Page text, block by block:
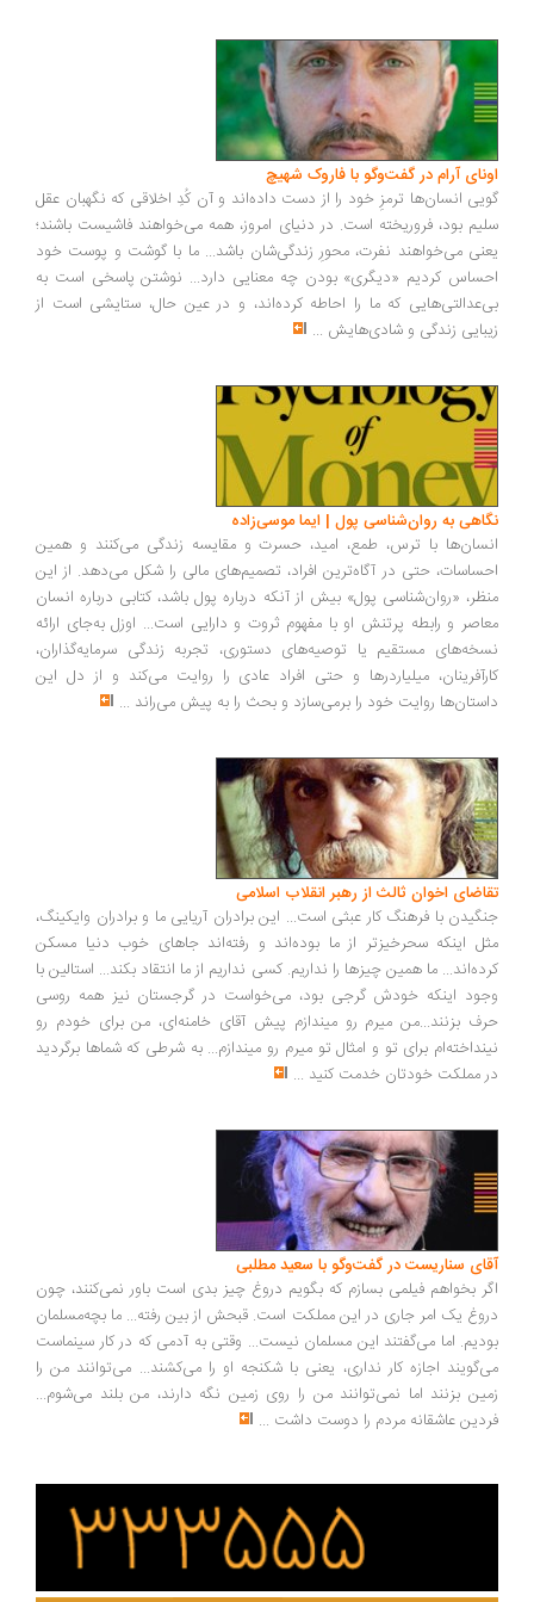
آرام در گفت‌وگو با فاروک شهیچ‭
انسان‌ها ترمزِ خود را از دست داده‌اند و آن کُدِ اخلاقی که نگهبان عقل
بود، فروریخته است. در دنیای امروز، همه می‌خواهند فاشیست باشند؛
می‌خواهند نفرت، محورِ زندگی‌شان باشد... ما با گوشت و پوست خود
کردیم «دیگری» بودن چه معنایی دارد... نوشتن پاسخی است به
که ما را احاطه کرده‌اند، و در عین حال، ستایشی است از
زندگی و شادی‌هایش...
به روان‌شناسی پول | ایما موسی‌زاده
با ترس، طمع، امید، حسرت و مقایسه زندگی می‌کنند و همین
حتی در آگاه‌ترین افراد، تصمیم‌های مالی را شکل می‌دهد. از این
«روان‌شناسی پول» بیش از آنکه درباره پول باشد، کتابی درباره انسان
و رابطه پرتنش او با مفهوم ثروت و دارایی است... اوزل به‌جای ارائه
مستقیم یا توصیه‌های دستوری، تجربه زندگی سرمایه‌گذاران،
میلیاردرها و حتی افراد عادی را روایت می‌کند و از دل این
روایت خود را برمی‌سازد و بحث را به پیش می‌راند...
اخوان ثالث از رهبر انقلاب اسلامی
با فرهنگ کار عبثی است... این برادران آریایی ما و برادران وایکینگ،
اینکه سحرخیزتر از ما بوده‌اند و رفته‌اند جاهای خوب دنیا مسکن
ما همین چیزها را نداریم. کسی نداریم از ما انتقاد بکند... استالین با
اینکه خودش گرجی بود، می‌خواست در گرجستان نیز همه روسی
بزنند...من میرم رو میندازم پیش آقای خامنه‌ای، من برای خودم رو
برای تو و امثال تو میرم رو میندازم... به شرطی که شماها برگردید
مملکت خودتان خدمت کنید...
سناریست در گفت‌وگو با سعید مطلبی
بخواهم فیلمی بسازم که بگویم دروغ چیز بدی است باور نمی‌کنند، چون
یک امر جاری در این مملکت است. قبحش از بین رفته... ما بچه‌مسلمان
اما می‌گفتند این مسلمان نیست... وقتی به آدمی که در کار سینماست
اجازه کار نداری، یعنی با شکنجه او را می‌کشند... می‌توانند من را
بزنند اما نمی‌توانند من را روی زمین نگه دارند، من بلند می‌شوم...
عاشقانه مردم را دوست داشت ...